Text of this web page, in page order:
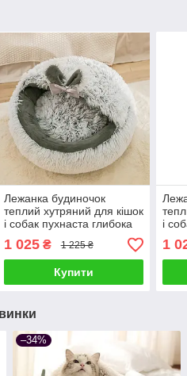
Лежанка будиночок
теплий хутряний для кішок
і собак пухнаста глибока
см, Сірий
1 025₴ 1 225 ₴
Купити
і
см
1
–34%